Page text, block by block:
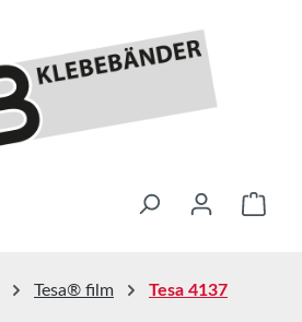
Le
Tesa® film Tesa 4137